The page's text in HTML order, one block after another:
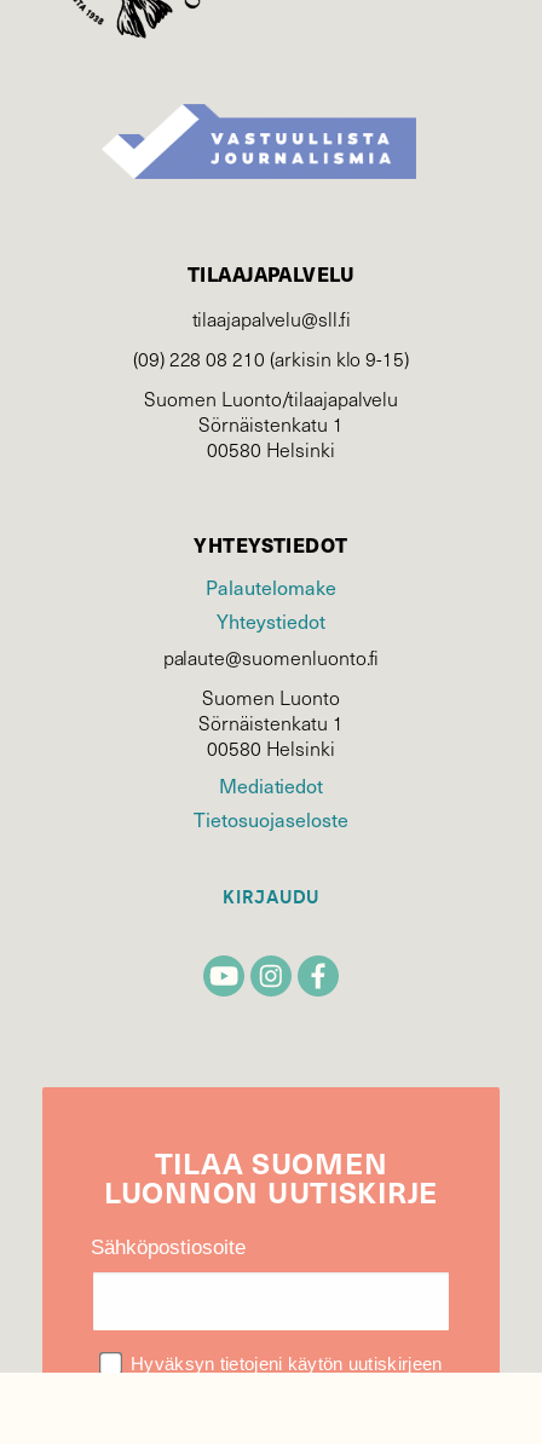
TILAAJAPALVELU
tilaajapalvelu@sll.fi
(09) 228 08 210 (arkisin klo 9-15)
Suomen Luonto/tilaajapalvelu
Sörnäistenkatu 1
00580 Helsinki
YHTEYSTIEDOT
Palautelomake
Yhteystiedot
palaute@suomenluonto.fi
Suomen Luonto
Sörnäistenkatu 1
00580 Helsinki
Mediatiedot
Tietosuojaseloste
KIRJAUDU
TILAA SUOMEN
LUONNON UUTIS­KIRJE
Sähköpostiosoite
Hyväksyn tietojeni käytön uutiskirjeen